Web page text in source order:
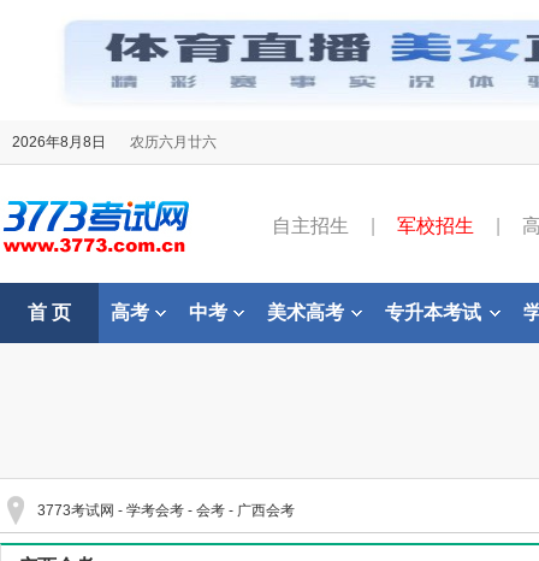
2026年8月8日 农历六月廿六
自主招生 军校招生
首 页 高考 中考 美术高考 专升本考试
3773考试网 - 学考会考 - 会考 - 广西会考